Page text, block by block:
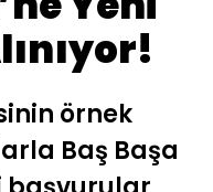
örnek
Baş Başa